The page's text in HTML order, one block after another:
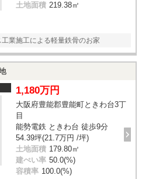
土地面積 219.38㎡
業施工による軽量鉄骨のお家
1,180万円
大阪府豊能郡豊能町ときわ台3丁
目
能勢電鉄 ときわ台 徒歩9分
54.39坪(21.7万円 /坪)
土地面積 179.80㎡
建ぺい率 50.0(%)
容積率 100.0(%)